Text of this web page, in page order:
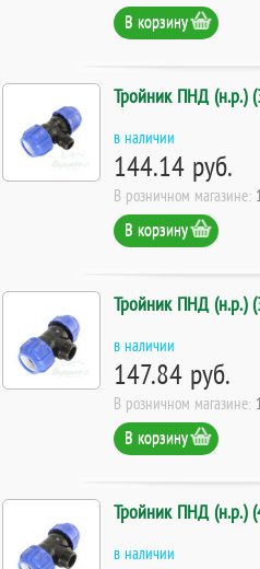
В корзину
Тройник ПНД (н.р.)
в наличии
144.14 руб.
В розничном магазине:
В корзину
Тройник ПНД (н.р.)
в наличии
147.84 руб.
В розничном магазине:
В корзину
Тройник ПНД (н.р.)
в наличии